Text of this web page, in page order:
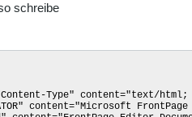
schreibe
Type" content="text/html;
content="Microsoft